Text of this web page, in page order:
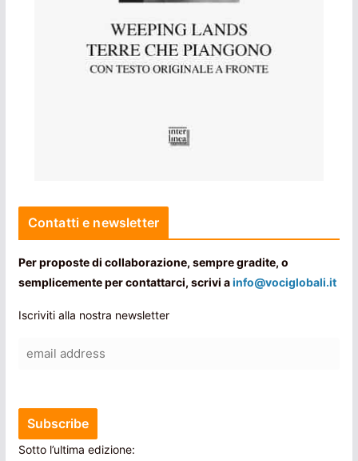
Contatti e newsletter
Per proposte di collaborazione, sempre gradite, o
semplicemente per contattarci, scrivi ainfo@vociglobali.it
Iscriviti alla nostra newsletter
Sotto l’ultima edizione: